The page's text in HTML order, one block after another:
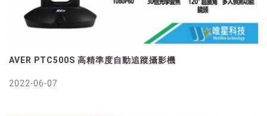
AVER PTC500S 高精準度自動追蹤攝影機
2022-06-07